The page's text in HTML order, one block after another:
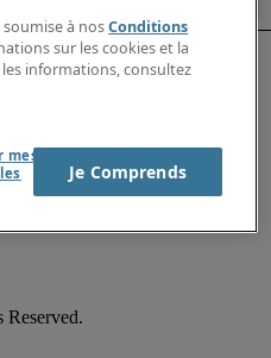
à nosConditions
sur les cookies et la
informations, consultez
mes
Je Comprends